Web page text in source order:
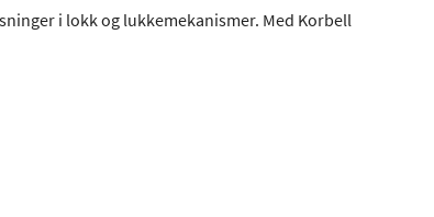
i lokk og lukkemekanismer. Med Korbell